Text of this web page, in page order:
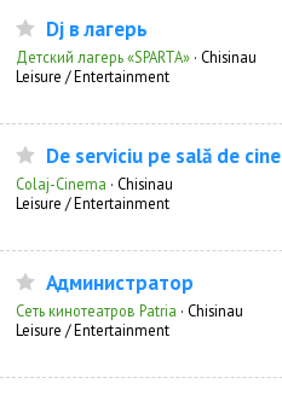
Dj в лагерь
Детский лагерь «SPARTA» · Chisinau
Leisure / Entertainment
De serviciu pe sală de
Colaj-Cinema · Chisinau
Leisure / Entertainment
Администратор
Сеть кинотеатров Patria · Chisinau
Leisure / Entertainment